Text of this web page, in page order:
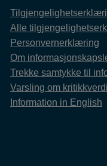
Alle
Personvernerklæring
Om
Trekke samtykke til
Varsling om
Information in English